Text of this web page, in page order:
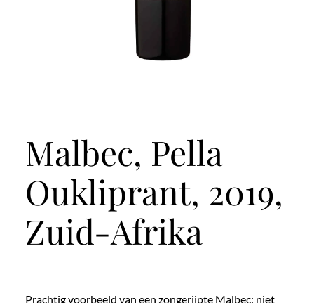
Malbec, Pella
Oukliprant, 2019,
Zuid-Afrika
Prachtig voorbeeld van een zongerijpte Malbec: niet